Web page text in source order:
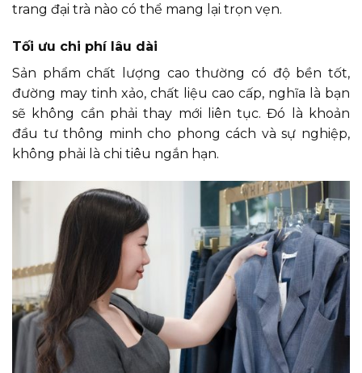
trang đại trà nào có thể mang lại trọn vẹn.
Tối ưu chi phí lâu dài
Sản phẩm chất lượng cao thường có độ bền tốt,
đường may tinh xảo, chất liệu cao cấp, nghĩa là bạn
sẽ không cần phải thay mới liên tục. Đó là khoản
đầu tư thông minh cho phong cách và sự nghiệp,
không phải là chi tiêu ngắn hạn.